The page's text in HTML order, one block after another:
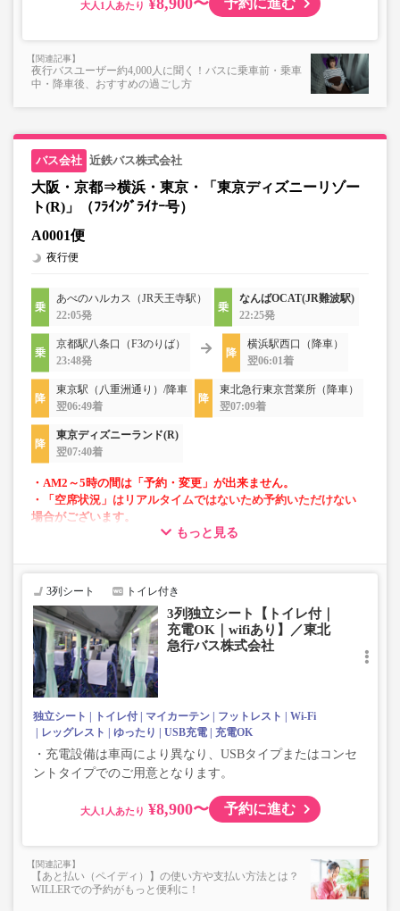
大人 予約に進む
夜行バスユーザー約4,000人に聞く！バスに乗車前・乗車
中・降車後、おすすめの過ごし方
近鉄バス株式会社
大阪・京都⇒横浜・東京・「東京ディズニーリゾー
ト(R)」（ﾌﾗｲﾝｸﾞﾗｲﾅｰ号）
A0001便
夜行便
あべのハルカス（JR天王寺駅）
22:05発
なんばOCAT(JR難波駅)
22:25発
京都駅八条口（F3のりば）
23:48発
横浜駅西口（降車）
翌06:01着
東京駅（八重洲通り）/降車
翌06:49着
東北急行東京営業所（降車）
翌07:09着
東京ディズニーランド(R)
翌07:40着
・AM2～5時の間は「予約・変更」が出来ません。
・「空席状況」はリアルタイムではないため予約いただけない
場合がございます。
・車両は予告なく変更となる場合がございます。これに伴い、
じめご了承ください。
す。
・ご予約の出発日・便の運行会社につきましては出発日間
際で決定しますので、カスタマーセンターまでお問い合わ
せをお願いいたします。
もっと見る
3列シート トイレ付き
3列独立シート【トイレ付｜
充電OK｜wifiあり】／東北
急行バス株式会社
独立シート トイレ付 マイカーテン フットレスト
Wi-Fi
レッグレスト
ゆったり USB充電 充電OK
・充電設備は車両により異なり、USBタイプまたはコンセ
ントタイプでのご用意となります。
大人 ¥8,900〜 予約に進む
【あと払い（ペイディ）】の使い方や支払い方法とは？
WILLERでの予約がもっと便利に！